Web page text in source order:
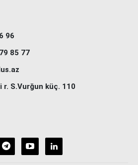
96
85 77
r. S.Vurğun küç. 110